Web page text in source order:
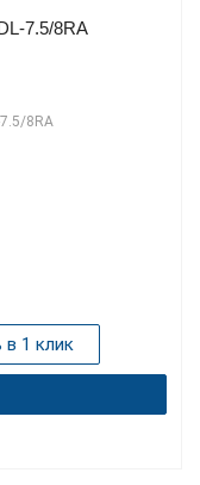
7.5/8RA
7.5/8RA
1 клик